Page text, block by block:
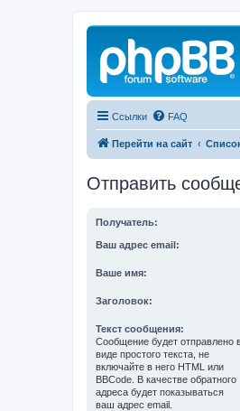
Ссылки FAQ
Перейти на сайт
Отправить
Получатель:
Ваш адрес email:
Ваше имя:
Заголовок:
Текст сообщения:
Сообщение будет отправлено
виде простого текста, не
включайте в него HTML или
BBCode. В качестве обратного
адреса будет показываться
ваш адрес email.